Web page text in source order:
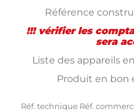
Référence
!!! vérifier les
sera
Liste des appareils
Produit en bon
Réf. technique Réf.